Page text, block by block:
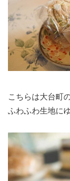
こちらは大台町
ふわふわ生地に